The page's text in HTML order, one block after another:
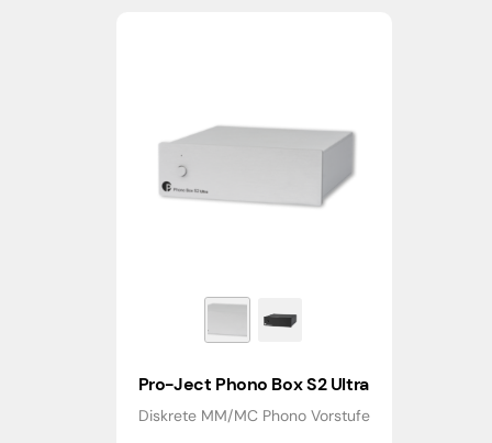
Pro-Ject Phono Box S2 Ultra
Diskrete MM/MC Phono Vorstufe